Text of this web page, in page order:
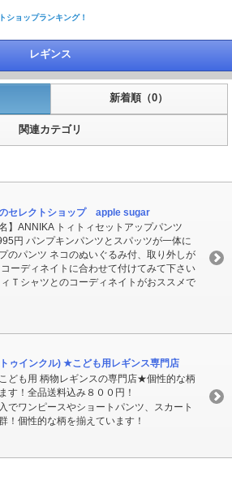
ショップランキング！
レギンス
新着順（0）
関連カテゴリ
セレクトショップ apple sugar
】ANNIKA トィトィセットアップパンツ
円 パンプキンパンツとスパッツが一体に
のパンツ ネコのぬいぐるみ付、取り外しが
ーディネイトに合わせて付けてみて下さい
Ｔシャツとのコーディネイトがおススメで
ゥインクル) ★こども用レギンス専門店
ども用 柄物レギンスの専門店★個性的な柄
す！全品送料込み８００円！
でワンピースやショートパンツ、スカート
！個性的な柄を揃えています！